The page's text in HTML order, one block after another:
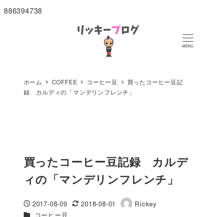
886394738
MENU
ホーム COFFEE コーヒー豆
買ったコーヒー豆記
録 カルディの「マンデリンフレンチ」
買ったコーヒー豆記録 カルデ
ィの「マンデリンフレンチ」
投稿日
2017-08-09
更新日
2018-08-01
著
Rickey
カテゴリー
コーヒー豆